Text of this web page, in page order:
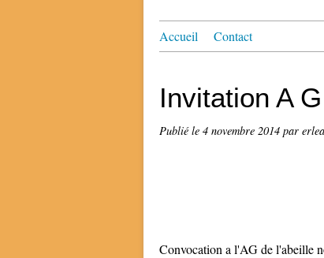
Accueil Contact
Invitation A
Publié le 4 novembre 2014 par
Convocation a l'AG de l'abeille